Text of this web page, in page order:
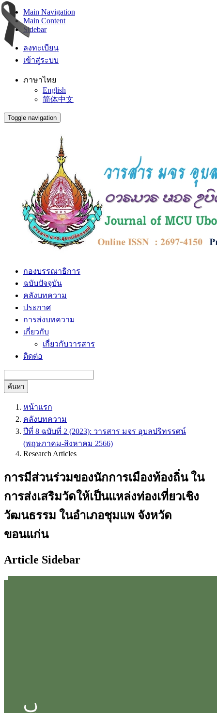
Main Navigation
Main Content
Sidebar
ลงทะเบียน
เข้าสู่ระบบ
ภาษาไทย
English
简体中文
Toggle navigation
กองบรรณาธิการ
ฉบับปัจจุบัน
คลังบทความ
ประกาศ
การส่งบทความ
เกี่ยวกับ
เกี่ยวกับวารสาร
ติดต่อ
ค้นหา
หน้าแรก
คลังบทความ
ปีที่ 8 ฉบับที่ 2 (2023): วารสาร มจร อุบลปริทรรศน์
(พฤษภาคม-สิงหาคม 2566)
Research Articles
การมีส่วนร่วมของนักการเมืองท้องถิ่น ใน
การส่งเสริมวัดให้เป็นแหล่งท่องเที่ยวเชิง
วัฒนธรรม ในอำเภอชุมแพ จังหวัด
ขอนแก่น
Article Sidebar